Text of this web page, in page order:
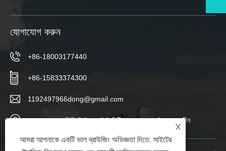
যোগাযোগ করুন
+86-18003177440
+86-15833374300
1192497966dong@gmail.com
চাংবোলুও গ্রাম, সিয়িং টাউন, বোটাউ সিটি, ক্যাংঝো, হেবেই প্রদেশ, চীন
X
আমরা আপনাকে একটি ভাল ব্রাউজিং অভিজ্ঞতা দিতে, সাইটের